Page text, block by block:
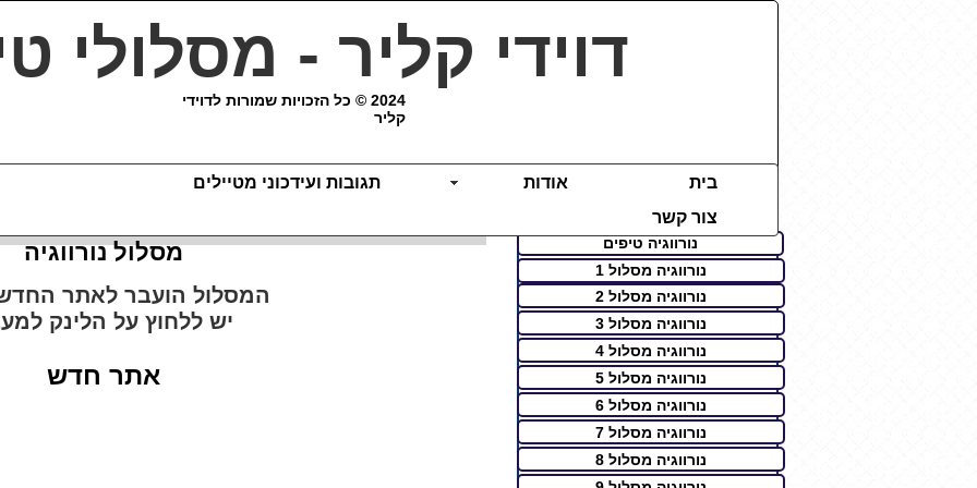
דוידי קליר - מסלולי
בית אודות
תגובות ועידכוני מטיילים
צור קשר
2024 © כל הזכויות שמורות לדוידי
קליר
נורווגיה טיפים
נורווגיה מסלול 4
נורווגיה מסלול 5
נורווגיה מסלול 6
נורווגיה מסלול 7
נורווגיה מסלול 8
נורווגיה מסלול 1
נורווגיה מסלול 2
נורווגיה מסלול 3
מסלול נורווגיה
המסלול הועבר לאתר
יש ללחוץ על הלינק
אתר חדש